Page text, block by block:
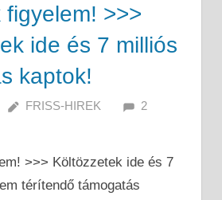
figyelem! >>>
ide és 7 milliós
kaptok!
FRISS-HIREK
2
>>> Költözzetek ide és 7
térítendő támogatás